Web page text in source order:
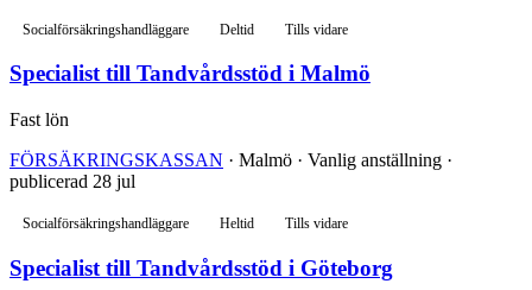
Socialförsäkringshandläggare Deltid Tills vidare
Specialist till Tandvårdsstöd i Malmö
Fast lön
FÖRSÄKRINGSKASSAN · Malmö · Vanlig anställning ·
publicerad 28 jul
Socialförsäkringshandläggare Heltid Tills vidare
Specialist till Tandvårdsstöd i Göteborg